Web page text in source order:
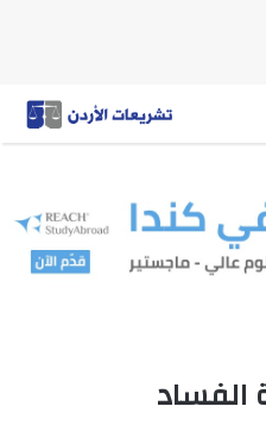
الفساد